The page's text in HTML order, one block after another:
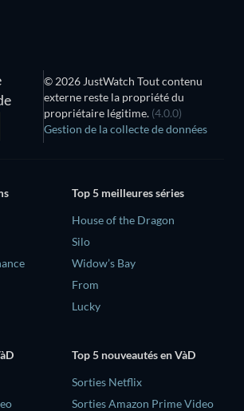
© 2026 JustWatch Tout contenu
externe reste la propriété du
propriétaire légitime. (4.0.0)
Gestion de la collecte de données
Top 5 meilleures séries
House of the Dragon
Silo
Widow’s Bay
From
Lucky
Top 5 nouveautés en VàD
Sorties Netflix
Sorties Amazon Prime Video